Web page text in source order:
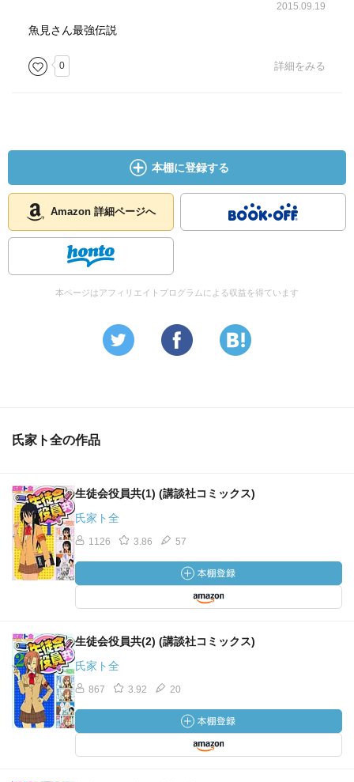
2015.09.19
魚見さん最強伝説
0 詳細をみる
本棚に登録する
Amazon 詳細ページへ
本ページはアフィリエイトプログラムによる収益を得ています
氏家ト全の作品
生徒会役員共(1) (講談社コミックス)
氏家ト全
1126 3.86 57
生徒会役員共(2) (講談社コミックス)
氏家ト全
867 3.92 20